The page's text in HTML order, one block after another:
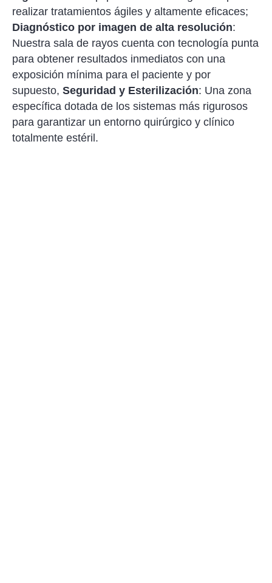
realizar tratamientos ágiles y altamente eficaces;
Diagnóstico por imagen de alta resolución:
Nuestra sala de rayos cuenta con tecnología punta
para obtener resultados inmediatos con una
exposición mínima para el paciente y por
supuesto, Seguridad y Esterilización: Una zona
específica dotada de los sistemas más rigurosos
para garantizar un entorno quirúrgico y clínico
totalmente estéril.